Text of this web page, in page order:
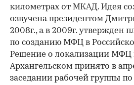
километрах от МКАД. Идея
озвучена президентом
2008г., а в 2009г. утвержден
по созданию МФЦ в
Решение о локализации МФЦ
Архангельском принято в
заседании рабочей группы